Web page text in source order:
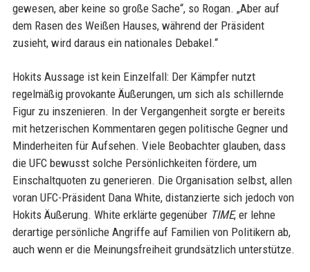
gewesen, aber keine so große Sache“, so Rogan. „Aber auf
dem Rasen des Weißen Hauses, während der Präsident
zusieht, wird daraus ein nationales Debakel.“
Hokits Aussage ist kein Einzelfall: Der Kämpfer nutzt
regelmäßig provokante Äußerungen, um sich als schillernde
Figur zu inszenieren. In der Vergangenheit sorgte er bereits
mit hetzerischen Kommentaren gegen politische Gegner und
Minderheiten für Aufsehen. Viele Beobachter glauben, dass
die UFC bewusst solche Persönlichkeiten fördere, um
Einschaltquoten zu generieren. Die Organisation selbst, allen
voran UFC-Präsident Dana White, distanzierte sich jedoch von
Hokits Äußerung. White erklärte gegenüber TIME, er lehne
derartige persönliche Angriffe auf Familien von Politikern ab,
auch wenn er die Meinungsfreiheit grundsätzlich unterstütze.